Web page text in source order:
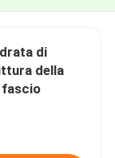
di
della
fascio